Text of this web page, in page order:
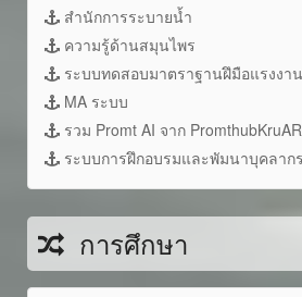
สำนักการระบายน้ำ
ความรู้ด้านสมุนไพร
ระบบทดสอบมาตราฐานฝึมือแรงงาน
MA ระบบ
รวม Promt AI จาก
ระบบการฝึกอบรมและพัมนาบุคลาก
การศึกษา